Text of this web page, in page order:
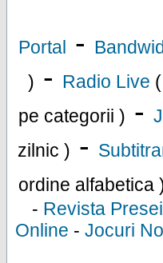
Portal -
) - Radio Live
pe categorii ) -
zilnic ) -
ordine alfabetica
- Revista Presei
Online - Jocuri